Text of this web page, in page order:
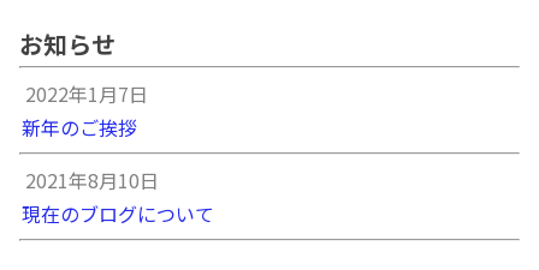
お知らせ
2022年1月7日
新年のご挨拶
2021年8月10日
現在のブログについて